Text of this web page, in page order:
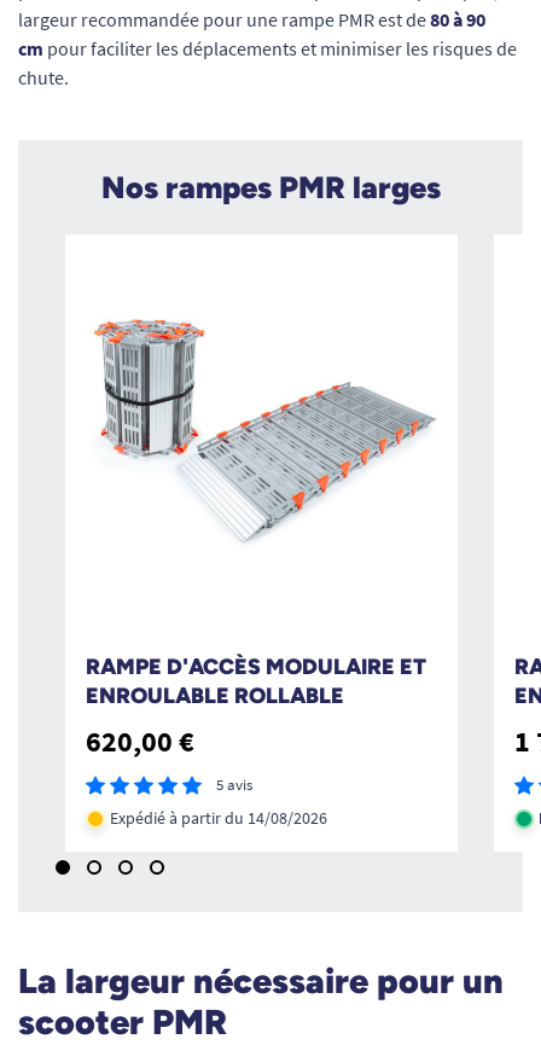
largeur recommandée pour une rampe PMR est de80 à 90
cm pour faciliter les déplacements et minimiser les risques de
chute.
Nos rampes PMR larges
RAMPE D'ACCÈS MODULAIRE ET
ENROULABLE ROLLABLE
620,00 €
5 avis
Expédié à partir du 14/08/2026
1
La largeur nécessaire pour un
scooter PMR